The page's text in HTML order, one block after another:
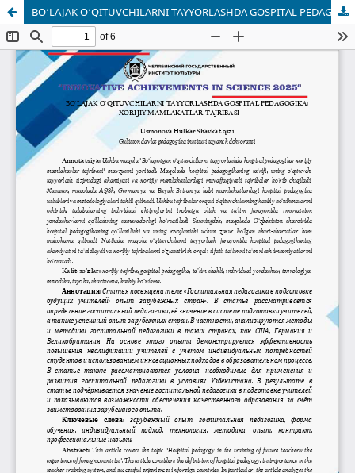
BO‘LAJAK O‘QITUVCHILARNI TAYYORLASHDA GOSPITAL PEDAGOGIKA: XORIJIY MAMLAKATLAR TAJRIBASI